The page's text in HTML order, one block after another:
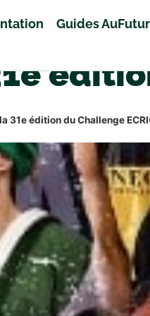
Guides AuFutur
31e édition du Challenge